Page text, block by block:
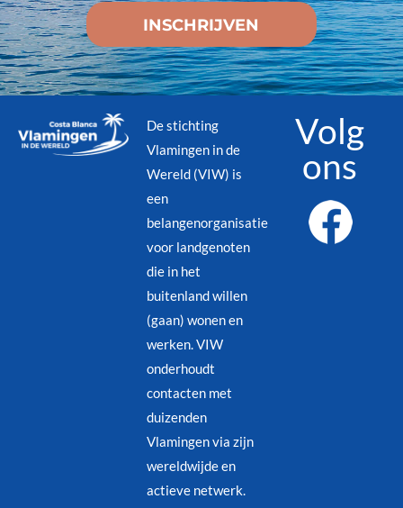
De stichting
Vlamingen in de
Wereld (VIW) is
een
belangenorganisatie
voor landgenoten
die in het
buitenland willen
(gaan) wonen en
werken. VIW
onderhoudt
contacten met
duizenden
Vlamingen via zijn
wereldwijde en
actieve netwerk.
Volg
ons